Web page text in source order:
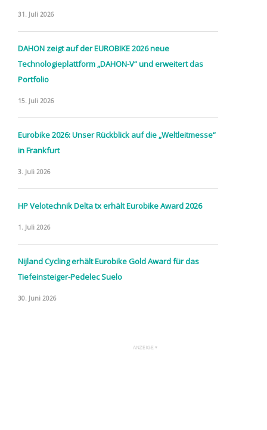
31. Juli 2026
DAHON zeigt auf der EUROBIKE 2026 neue
Technologieplattform „DAHON-V“ und erweitert das
Portfolio
15. Juli 2026
Eurobike 2026: Unser Rückblick auf die „Weltleitmesse“
in Frankfurt
3. Juli 2026
HP Velotechnik Delta tx erhält Eurobike Award 2026
1. Juli 2026
Nijland Cycling erhält Eurobike Gold Award für das
Tiefeinsteiger-Pedelec Suelo
30. Juni 2026